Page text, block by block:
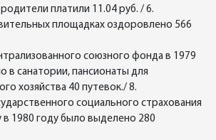
платили 11.04 руб. / 6.
площадках оздоровлено 566
союзного фонда в 1979
в санатории, пансионаты для
хозяйства 40 путевок./ 8.
социального страхования
1980 году было выделено 280